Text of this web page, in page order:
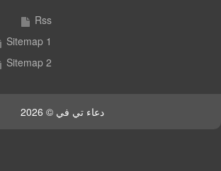
Rss
Sitemap 1
Sitemap 2
دعاء تي في © 2026